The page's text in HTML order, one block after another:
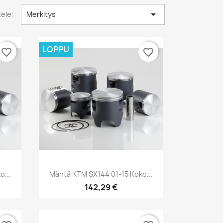
Merkitys 
favorite_border
Pikakatselu
Mäntä KTM SX144 01-15 Koko...
142,29 €
LOPPU favorite_border